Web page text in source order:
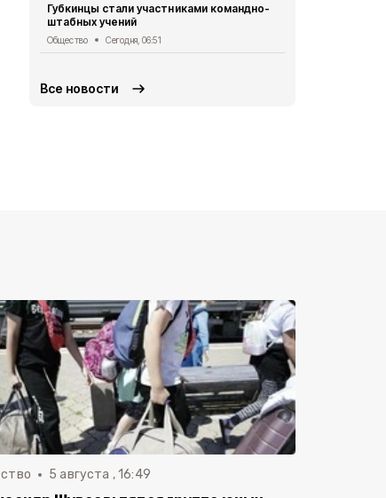
Губкинцы стали участниками командно-
штабных учений
Общество Сегодня, 06:51
Все новости
5 августа , 16:49